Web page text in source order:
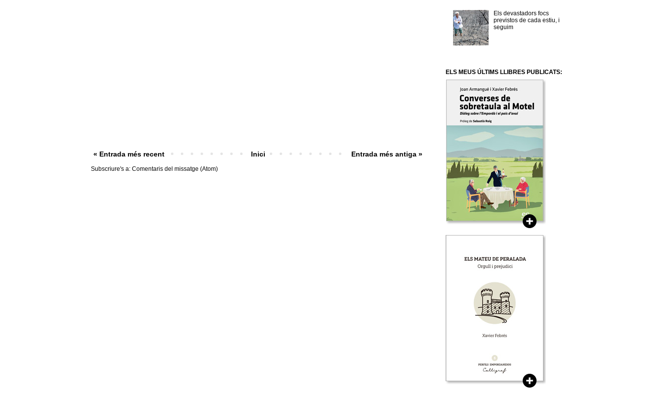
« Entrada més recent Entrada més antiga »
Inici
Subscriure's a: Comentaris del missatge (Atom)
Els devastadors focs
previstos de cada estiu, i
seguim
ELS MEUS ÚLTIMS LLIBRES PUBLICATS: